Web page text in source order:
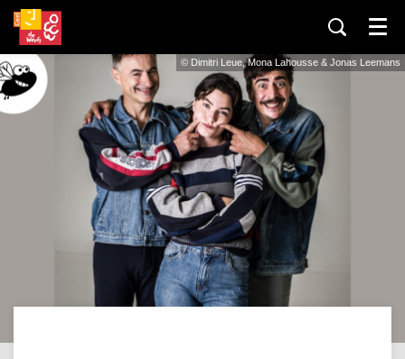
Menu
© Dimitri Leue, Mona Lahousse & Jonas Leemans